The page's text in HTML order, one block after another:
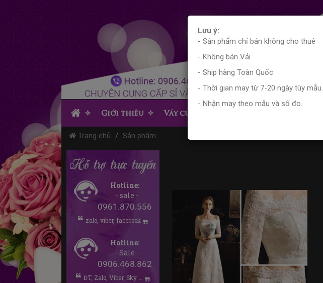
Giới thiệu Váy cưới
Trang chủ Sản phẩm
Hotline:
- sale -
0961.870.556
zalo, viber, facebook
Hotline:
- Sale -
0906.468.862
ĐT, Zalo, Viber, Sky ...
Lưu ý:
- Sản phẩm chỉ bán không cho thuê
- Không bán Vải
- Ship hàng Toàn Quốc
- Thời gian may từ 7-20 ngày tùy mẫu.
- Nhận may theo mẫu và số đo.